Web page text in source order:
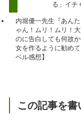
る」イチ
内堀優一先生『あん
ゃん！ムリ！ムリ！
のに告白しても何故
女を作るように勧め
ベル感想】
この記事を書